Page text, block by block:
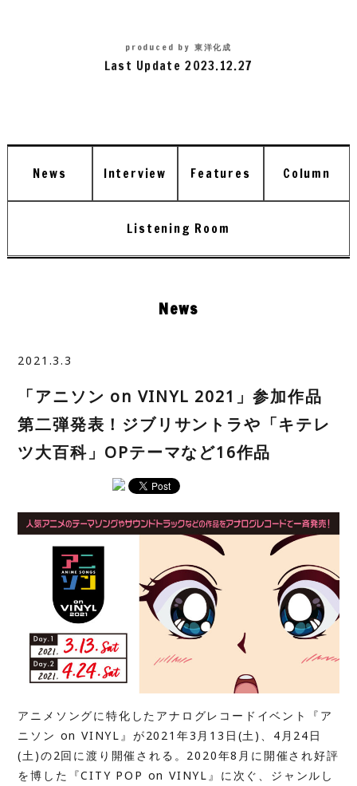
produced by 東洋化成
Last Update 2023.12.27
News Interview Features Column
Listening Room
News
2021.3.3
「アニソン on VINYL 2021」参加作品
第二弾発表！ジブリサントラや「キテレ
ツ大百科」OPテーマなど16作品
アニメソングに特化したアナログレコードイベント『ア
ニソン on VINYL』が2021年3月13日(土)、4月24日
(土)の2回に渡り開催される。2020年8月に開催され好評
を博した『CITY POP on VINYL』に次ぐ、ジャンルし